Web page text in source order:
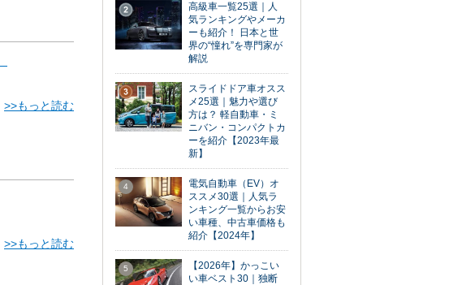
>>もっと読む
>>もっと読む
2
高級車一覧25選｜人
気ランキングやメーカ
ーも紹介！ 日本と世
界の“憧れ”を専門家が
解説
3
スライドドア車オスス
メ25選｜魅力や選び
方は？ 軽自動車・ミ
ニバン・コンパクトカ
ーを紹介【2023年最
新】
4
電気自動車（EV）オ
ススメ30選｜人気ラ
ンキング一覧からお安
い車種、中古車価格も
紹介【2024年】
5
【2026年】かっこい
い車ベスト30｜独断